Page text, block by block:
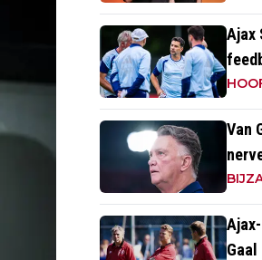
Ajax
Van
wist